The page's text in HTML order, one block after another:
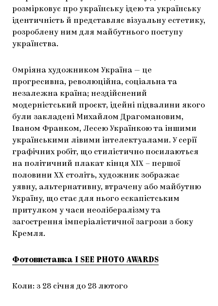
розмірковує про українську ідею та українську
ідентичність й представляє візуальну естетику,
розроблену ним для майбутнього поступу
українства.
Омріяна художником Україна — це
прогресивна, революційна, соціальна та
незалежна країна; нездійснений
модерністський проєкт, ідейні підвалини якого
були закладені Михайлом Драгомановим,
Іваном Франком, Лесею Українкою та іншими
українськими лівими інтелектуалами. У серії
графічних робіт, що стилістично посилаються
на політичний плакат кінця ХІХ – першої
половини ХХ століть, художник зображає
уявну, альтернативну, втрачену або майбутню
Україну, що стає для нього ескапістським
притулком у часи неолібералізму та
загострення імперіалістичної загрози з боку
Кремля.
Фотовиставка I SEE PHOTO AWARDS
Коли: з 28 січня до 28 лютого